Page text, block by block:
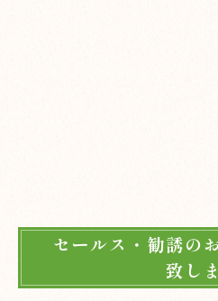
セールス・勧誘の
致し